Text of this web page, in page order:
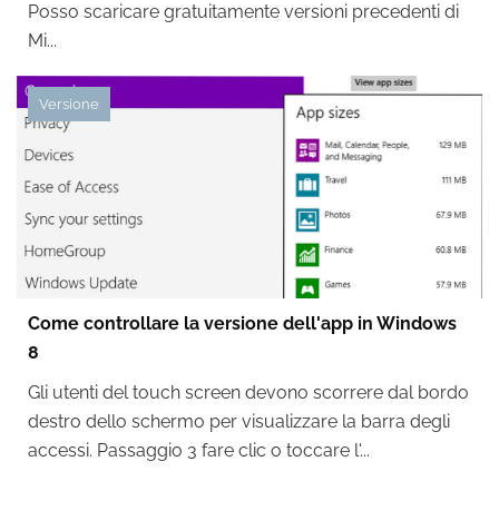
Posso scaricare gratuitamente versioni precedenti di
Mi...
Versione
Come controllare la versione dell'app in Windows
8
Gli utenti del touch screen devono scorrere dal bordo
destro dello schermo per visualizzare la barra degli
accessi. Passaggio 3 fare clic o toccare l'...